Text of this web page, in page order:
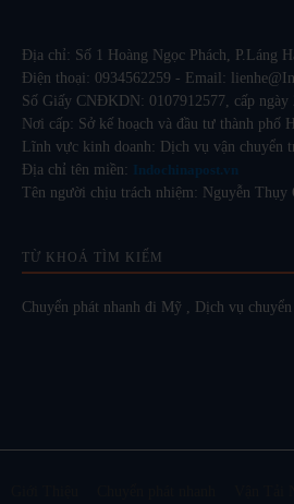
Địa chỉ: Số 1 Hoàng Ngọc Phách, P.Láng
Điện thoại: 0934562259 - Email:
Số Giấy CNĐKDN: 0107912577, cấp ngày
Nơi cấp: Sở kế hoạch và đầu tư thành phố
Lĩnh vực kinh doanh: Dịch vụ vận chuyển
Địa chỉ tên miền: Indochinapost.vn
Tên người chịu trách nhiệm: Nguyễn Thụy
TỪ KHOÁ TÌM KIẾM
Chuyển phát nhanh đi Mỹ , Dịch vụ